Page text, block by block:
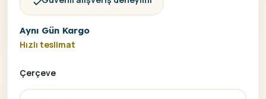
Aynı Gün Kargo
Hızlı teslimat
Çerçeve